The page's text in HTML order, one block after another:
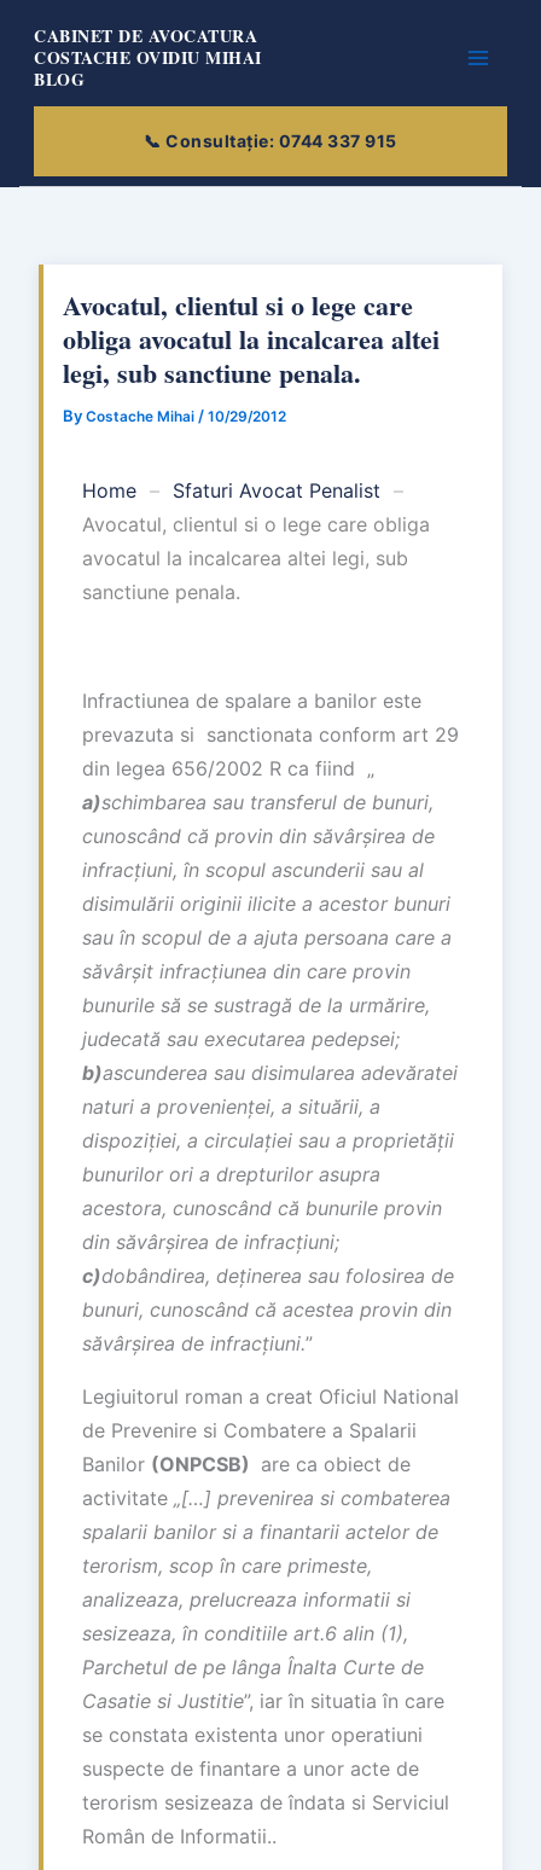
content
CABINET DE AVOCATURA
COSTACHE OVIDIU MIHAI
BLOG
Avocatul, clientul si o lege care
obliga avocatul la incalcarea altei
legi, sub sanctiune penala.
By Costache Mihai / 10/29/2012
Home – Sfaturi Avocat Penalist –
Avocatul, clientul si o lege care obliga
avocatul la incalcarea altei legi, sub
sanctiune penala.
Infractiunea de spalare a banilor este
prevazuta si sanctionata conform art 29
din legea 656/2002 R ca fiind „
a)schimbarea sau transferul de bunuri,
cunoscând că provin din săvârșirea de
infracțiuni, în scopul ascunderii sau al
disimulării originii ilicite a acestor bunuri
sau în scopul de a ajuta persoana care a
săvârșit infracțiunea din care provin
bunurile să se sustragă de la urmărire,
judecată sau executarea pedepsei;
b)ascunderea sau disimularea adevăratei
naturi a provenienței, a situării, a
dispoziției, a circulației sau a proprietății
bunurilor ori a drepturilor asupra
acestora, cunoscând că bunurile provin
din săvârșirea de infracțiuni;
c)dobândirea, deținerea sau folosirea de
bunuri, cunoscând că acestea provin din
săvârșirea de infracțiuni.”
Legiuitorul roman a creat Oficiul National
de Prevenire si Combatere a Spalarii
Banilor (ONPCSB) are ca obiect de
activitate „[…] prevenirea si combaterea
spalarii banilor si a finantarii actelor de
terorism, scop în care primeste,
analizeaza, prelucreaza informatii si
sesizeaza, în conditiile art.6 alin (1),
Parchetul de pe lânga Înalta Curte de
Casatie si Justitie”, iar în situatia în care
se constata existenta unor operatiuni
suspecte de finantare a unor acte de
terorism sesizeaza de îndata si Serviciul
Român de Informatii..